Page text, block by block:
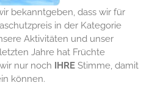
bekanntgeben, dass wir für
in der Kategorie
Aktivitäten und unser
Jahre hat Früchte
nur noch IHRE Stimme, damit
können.